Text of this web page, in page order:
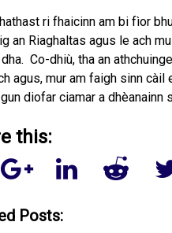
ri fhaicinn am bi fìor
an Riaghaltas agus le ach
Co-dhiù, tha an
agus, mur am faigh sinn càil
diofar ciamar a dhèanainn
this:
Posts: